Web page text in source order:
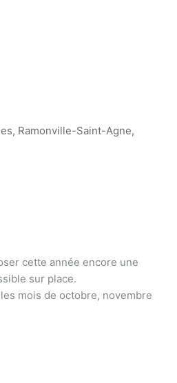
Ramonville-Saint-Agne,
cette année encore une
sur place.
mois de octobre, novembre